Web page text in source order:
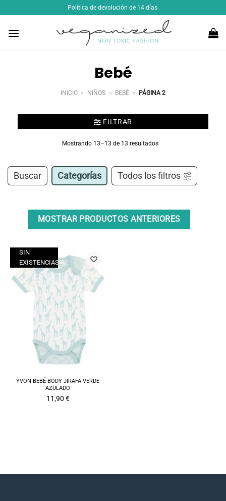
al
contenido
Política de devolución de 14 días.
Bebé
INICIO » NIÑOS » BEBÉ » PÁGINA 2
FILTRAR
Mostrando 13–13 de 13 resultados
Buscar Categorías Todos los filtros
MOSTRAR PRODUCTOS ANTERIORES
SIN
EXISTENCIAS
YVON BEBÉ BODY JIRAFA VERDE
AZULADO
11,90 €